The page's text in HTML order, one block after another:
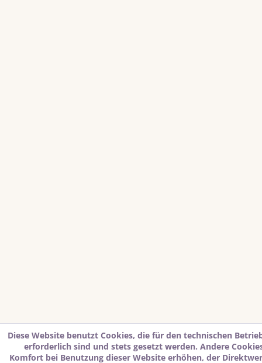
Diese Website benutzt Cookies, die für den technischen
erforderlich sind und stets gesetzt werden. Andere
Komfort bei Benutzung dieser Website erhöhen, der